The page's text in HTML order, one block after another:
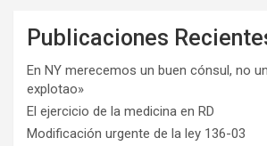
Publicaciones
En NY merecemos un buen cónsul, no
explotao»
El ejercicio de la medicina en RD
Modificación urgente de la ley 136-03